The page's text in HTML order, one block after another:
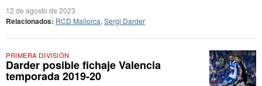
12 de agosto de 2023
Relacionados: RCD Mallorca, Sergi Darder
PRIMERA DIVISIÓN
Darder posible fichaje Valencia
temporada 2019-20